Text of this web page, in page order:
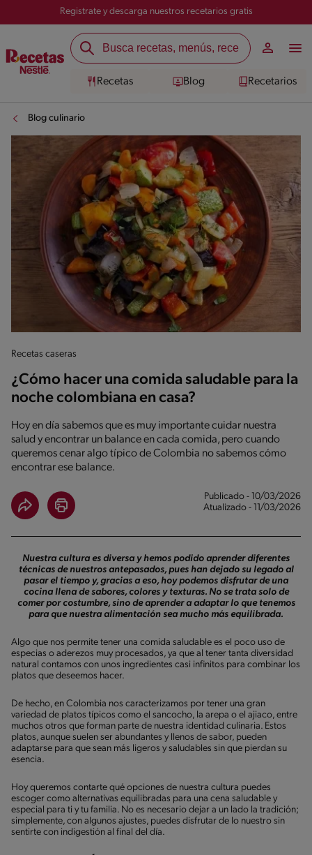
Registrate y descarga nuestros recetarios gratis
Recetas Blog Recetarios
Blog culinario
Recetas caseras
¿Cómo hacer una comida saludable para la
noche colombiana en casa?
Hoy en día sabemos que es muy importante cuidar nuestra
salud y encontrar un balance en cada comida, pero cuando
queremos cenar algo típico de Colombia no sabemos cómo
encontrar ese balance.
Publicado - 10/03/2026
Atualizado - 11/03/2026
Nuestra cultura es diversa y hemos podido aprender diferentes
técnicas de nuestros antepasados, pues han dejado su legado al
pasar el tiempo y, gracias a eso, hoy podemos disfrutar de una
cocina llena de sabores, colores y texturas. No se trata solo de
comer por costumbre, sino de aprender a adaptar lo que tenemos
para que nuestra alimentación sea mucho más equilibrada.
Algo que nos permite tener una comida saludable es el poco uso de
especias o aderezos muy procesados, ya que al tener tanta diversidad
natural contamos con unos ingredientes casi infinitos para combinar los
platos que deseemos hacer.
De hecho, en Colombia nos caracterizamos por tener una gran
variedad de platos típicos como el sancocho, la arepa o el ajiaco, entre
muchos otros que forman parte de nuestra identidad culinaria. Estos
platos, aunque suelen ser abundantes y llenos de sabor, pueden
adaptarse para que sean más ligeros y saludables sin que pierdan su
esencia.
Hoy queremos contarte qué opciones de nuestra cultura puedes
escoger como alternativas equilibradas para una cena saludable y
especial para ti y tu familia. No es necesario dejar a un lado la tradición;
simplemente, con algunos ajustes, puedes disfrutar de lo nuestro sin
sentirte con indigestión al final del día.